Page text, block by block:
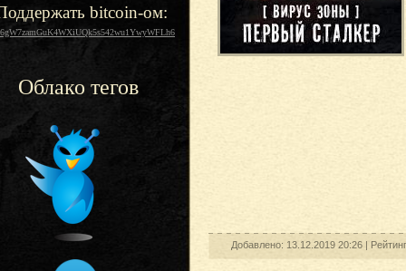
bitcoin-ом:
Облако тегов
Добавлено: 13.12.2019 20:26 |